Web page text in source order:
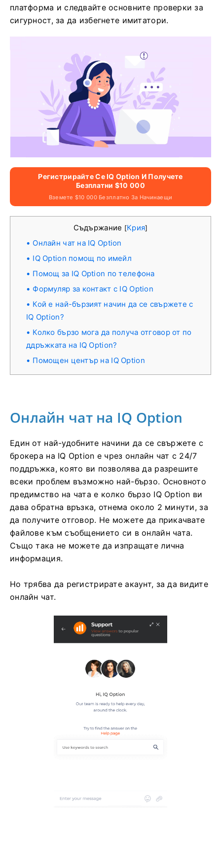
платформа и следвайте основните проверки за
сигурност, за да избегнете имитатори.
Регистрирайте Се IQ Option И Получете
Безплатни $10 000
Вземете $10 000 Безплатно За Начинаещи
Съдържание [Крия]
Онлайн чат на IQ Option
IQ Option помощ по имейл
Помощ за IQ Option по телефона
Формуляр за контакт с IQ Option
Кой е най-бързият начин да се свържете с
IQ Option?
Колко бързо мога да получа отговор от по
ддръжката на IQ Option?
Помощен център на IQ Option
Онлайн чат на IQ Option
Един от най-удобните начини да се свържете с
брокера на IQ Option е чрез онлайн чат с 24/7
поддръжка, която ви позволява да разрешите
всеки проблем възможно най-бързо. Основното
предимство на чата е колко бързо IQ Option ви
дава обратна връзка, отнема около 2 минути, за
да получите отговор. Не можете да прикачвате
файлове към съобщението си в онлайн чата.
Също така не можете да изпращате лична
информация.
Но трябва да регистрирате акаунт, за да видите
онлайн чат.